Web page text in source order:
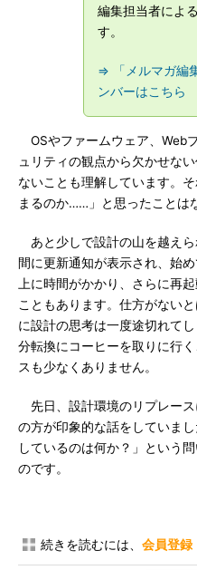
編集担当者によ
す。
⇒ 「メルマガ編
ンバーはこちら
OSやファームウェア、Web
ュリティの観点から欠かせな
ないことも理解しています。
まるのか……」と思ったことは
あと少しで設計の山を越え
間に更新通知が表示され、始
上に時間がかかり、さらに再
こともあります。仕方がない
に設計の思考は一度途切れて
分転換にコーヒーを取りに行
スも少なくありません。
先日、設計環境のリプレー
の方が印象的な話をしていま
しているのは何か？」という
のです。
続きを読むには、 会員登録